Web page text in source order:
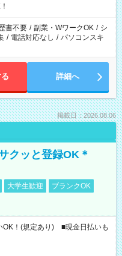
書不要 / 副業・WワークOK / シ
/ 電話対応なし / パソコンスキ
詳細へ
掲載日：2026.08.06
クッと登録OK＊
大学生歓迎
ブランクOK
！(規定あり) ■現金日払いも